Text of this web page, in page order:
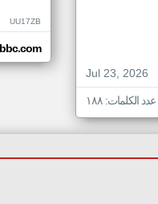
Jul 23, 2026
عدد الكلمات: ١٨٨
UU17ZB
bbc.com